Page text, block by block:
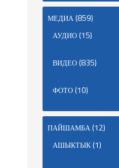
МЕДИА(859)
АУДИО(15)
ВИДЕО(835)
ФОТО(10)
ПАЙШАМБА(12)
АШЫКТЫК(1)